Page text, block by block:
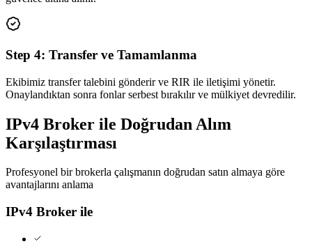
Step 4: Transfer ve Tamamlanma
Ekibimiz transfer talebini gönderir ve RIR ile iletişimi yönetir.
Onaylandıktan sonra fonlar serbest bırakılır ve mülkiyet devredilir.
IPv4 Broker ile Doğrudan Alım
Karşılaştırması
Profesyonel bir brokerla çalışmanın doğrudan satın almaya göre
avantajlarını anlama
IPv4 Broker ile